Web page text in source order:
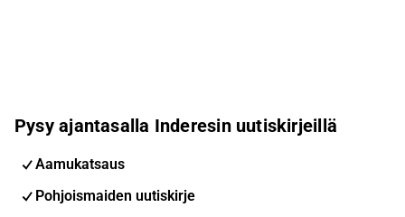
Pysy ajantasalla Inderesin uutiskirjeillä
Aamukatsaus
Pohjoismaiden uutiskirje